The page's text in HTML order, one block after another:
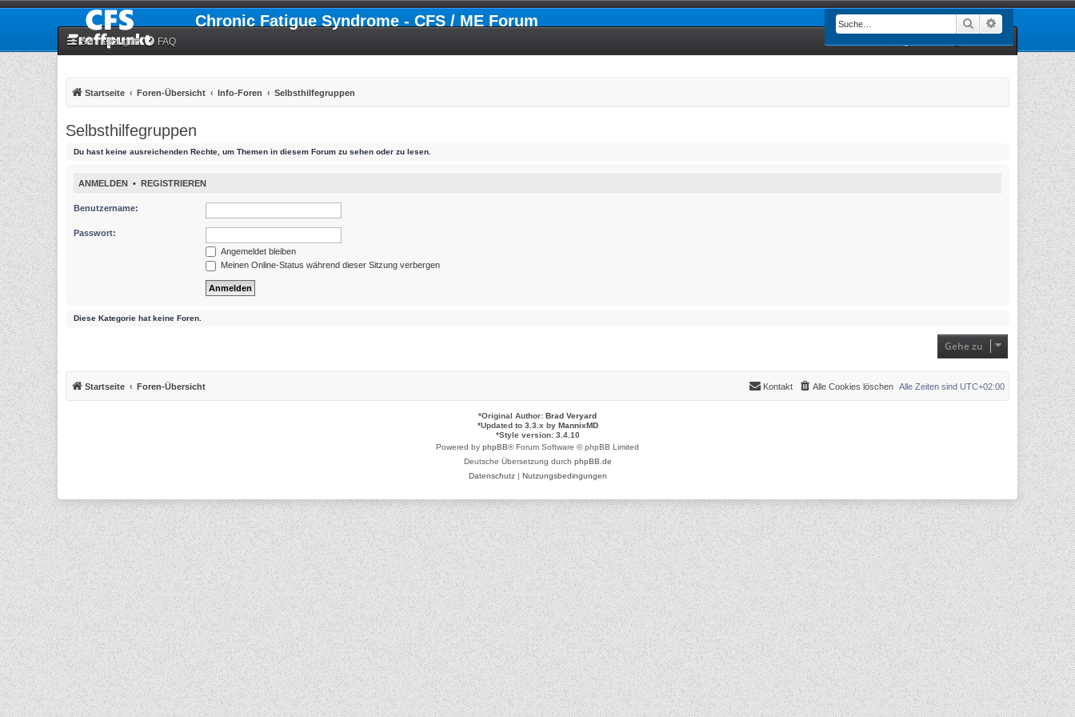
Chronic Fatigue Syndrome - CFS / ME Forum Suche
Schnellzugriff FAQ
Startseite Foren-Übersicht Info-Foren Selbsthilfegruppen
Selbsthilfegruppen
Du hast keine ausreichenden Rechte, um Themen in diesem Forum zu sehen oder zu lesen.
ANMELDEN • REGISTRIEREN
Benutzername:
Passwort:
Angemeldet bleiben
Meinen Online-Status während dieser Sitzung verbergen
Diese Kategorie hat keine Foren.
Gehe zu
Startseite Foren-Übersicht Alle Zeiten sind UTC+02:00
Alle Cookies löschen
Kontakt
*Original Author: Brad Veryard
*Updated to 3.3.x by MannixMD
*Style version: 3.4.10
Powered by phpBB® Forum Software © phpBB Limited
Deutsche Übersetzung durch phpBB.de
Datenschutz| Nutzungsbedingungen